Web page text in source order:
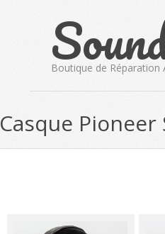
Boutique de Réparation
Casque Pioneer